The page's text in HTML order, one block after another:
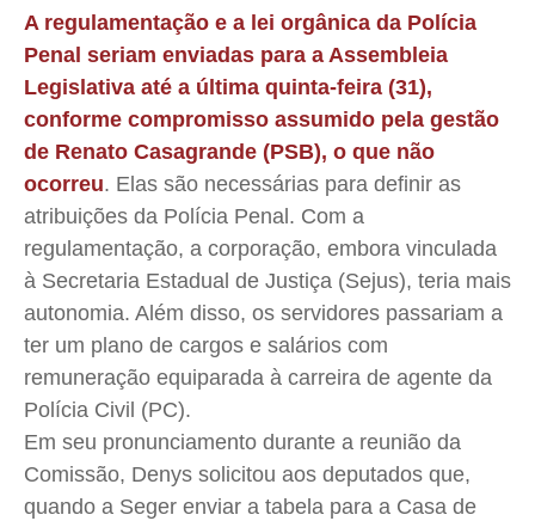
Anuncie
Termos de Uso
Anuncie
Termos de Uso
Anuncie
Termos de Uso
Anuncie
Termos de Uso
A regulamentação e a lei orgânica da Polícia
Penal seriam enviadas para a Assembleia
Legislativa até a última quinta-feira (31),
conforme compromisso assumido pela gestão
de Renato Casagrande (PSB), o que não
ocorreu. Elas são necessárias para definir as
atribuições da Polícia Penal. Com a
regulamentação, a corporação, embora vinculada
à Secretaria Estadual de Justiça (Sejus), teria mais
autonomia. Além disso, os servidores passariam a
ter um plano de cargos e salários com
remuneração equiparada à carreira de agente da
Polícia Civil (PC).
Em seu pronunciamento durante a reunião da
Comissão, Denys solicitou aos deputados que,
quando a Seger enviar a tabela para a Casa de